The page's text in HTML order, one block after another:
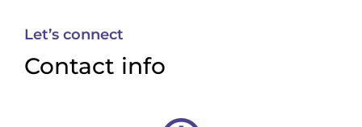
Let’s connect
Contact info